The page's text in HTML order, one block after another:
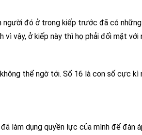
người đó ở trong kiếp trước đã có
vì vậy, ở kiếp này thì họ phải đối mặt với
thể ngờ tới. Số 16 là con số cực kì
làm dụng quyền lực của mình để đàn